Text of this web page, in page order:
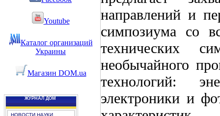
Youtube
Каталог организаций
Украины
Магазин DOM.ua
ЖУРНАЛ ДОМ
НОВОСТИ НАУКИ
направлений и
симпозиума со
технических
необычайного
технологий:
электроники и